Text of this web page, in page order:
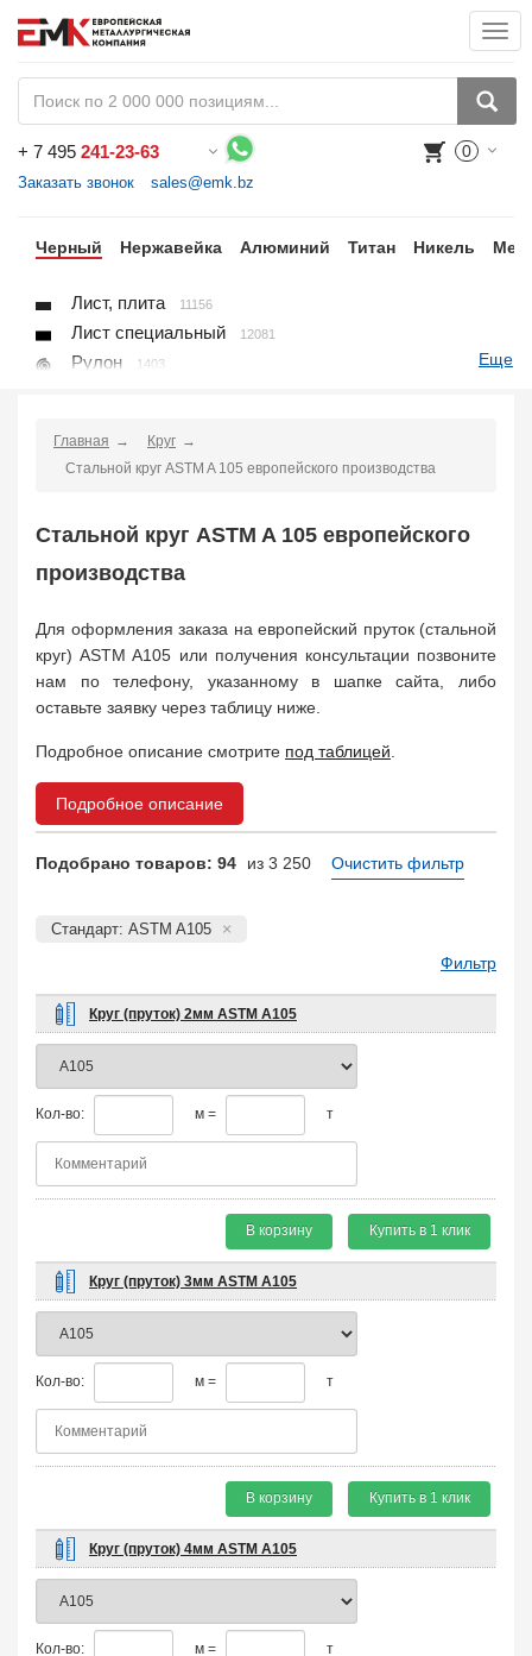
+ 7 495 241-23-63
Заказать звонок sales@emk.bz
0
Черный Нержавейка Алюминий Титан Никель
Лист, плита 11156
Лист специальный 12081
Рулон 1403
Полоса 10866
Шестигранник
Арматура 10
Поковка 120
Балка тавровая 14
Швеллер 178
Уголок 332
Полособульб
Рельсы 78
Рельсовый крепеж 776
Заказать в 1 клик
Еще
Главная
Круг
Стальной круг ASTM A 105 европейского производства
Стальной круг ASTM A 105 европейского
производства
Для оформления заказа на европейский пруток (стальной
круг) ASTM A105 или получения консультации позвоните
нам по телефону, указанному в шапке сайта, либо
оставьте заявку через таблицу ниже.
Подробное описание смотрите под таблицей
Подробное описание
Подобрано товаров: 94 из 3 250 Очистить фильтр
Стандарт: ASTM A105
Фильтр
Круг (пруток) 2мм ASTM A105
Кол-во: м = т
В корзину Купить в 1 клик
Круг (пруток) 3мм ASTM A105
Кол-во: м = т
В корзину Купить в 1 клик
Круг (пруток) 4мм ASTM A105
Кол-во: м = т